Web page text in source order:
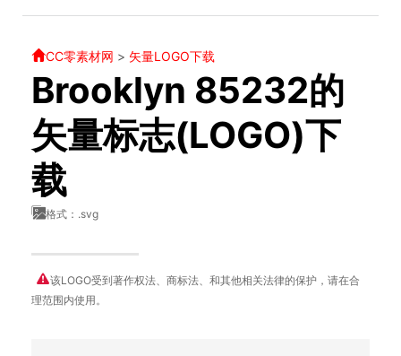
CC零素材网 > 矢量LOGO下载
Brooklyn 85232的
矢量标志(LOGO)下
载
格式：.svg
该LOGO受到著作权法、商标法、和其他相关法律的保护，请在合
理范围内使用。